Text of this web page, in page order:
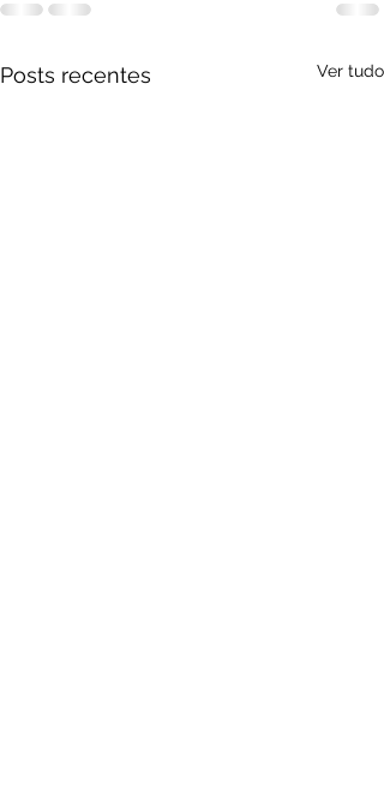
Posts recentes Ver tudo